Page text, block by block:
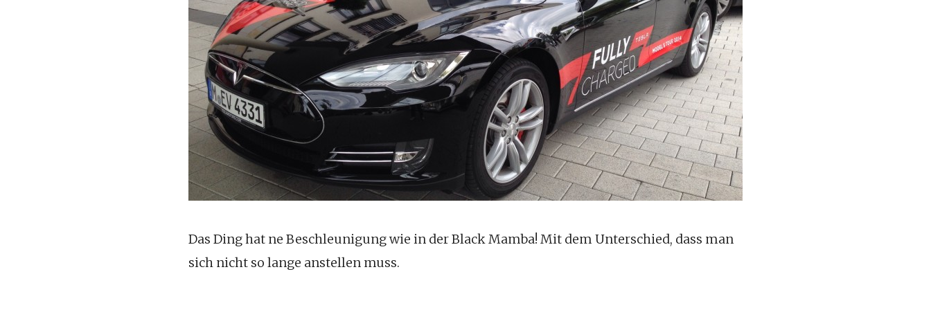
Das Ding hat ne Beschleunigung wie in der Black Mamba! Mit dem Unterschied, dass man
sich nicht so lange anstellen muss.